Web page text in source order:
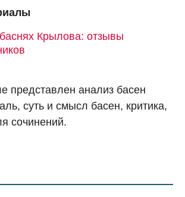
Крылова: отзывы
представлен анализ басен
суть и смысл басен, критика,
сочинений.